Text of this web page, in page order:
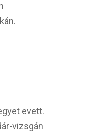
evett.
vizsgán